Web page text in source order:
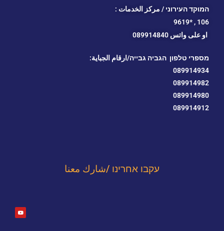
המוקד העירוני / مركز الخدمات :
106 ,
*9619
او على واتس 089914840
מספרי טלפון הגביה גבייה/ارقام الجباية:
089914934
089914982
089914980
089914912
עקבו אחרינו /شارك معنا